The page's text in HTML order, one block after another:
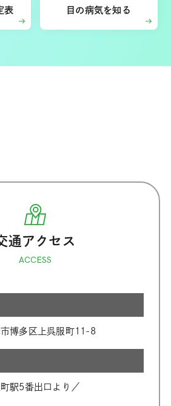
表 目の病気を知る
通アクセス
ACCESS
博多区上呉服町11-8
駅5番出口より／